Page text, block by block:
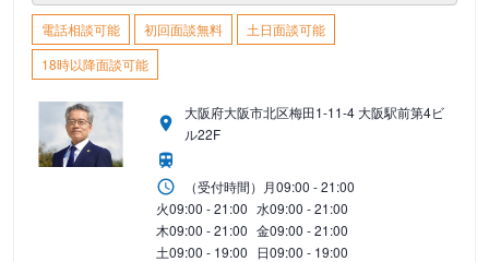
電話相談可能 初回面談無料
土日面談可能
18時以降面談可能
大阪府大阪市北区梅田1-11-4 大阪駅前第4ビ
ル22F
（受付時間） 月09:00 - 21:00
火09:00 - 21:00 水09:00 - 21:00
木09:00 - 21:00 金09:00 - 21:00
土09:00 - 19:00 日09:00 - 19:00